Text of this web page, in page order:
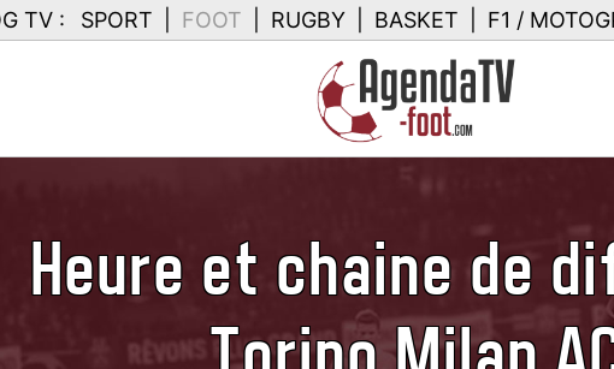
TV : SPORT FOOT RUGBY BASKET F1 /
Heure et chaine de